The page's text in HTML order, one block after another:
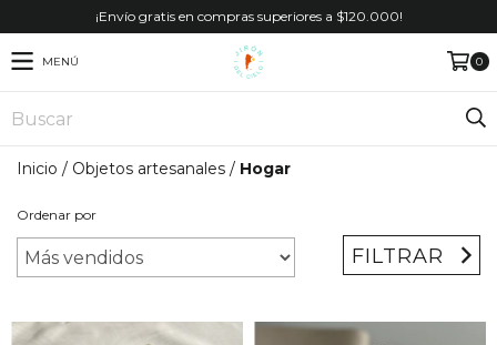
¡Envío gratis en compras superiores a $120.000!
MENÚ 0
Inicio / Objetos artesanales / Hogar
Ordenar por
FILTRAR